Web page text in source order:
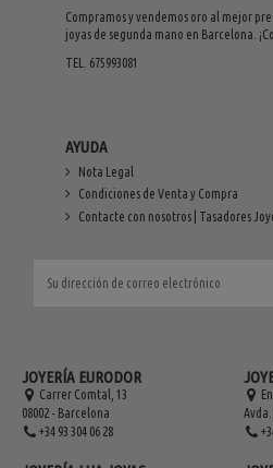
Compramos y vendemos oro al mejor
joyas de segunda mano en Barcelona.
TEL. 675993081
AYUDA
Nota Legal
Condiciones de Venta y Compra
Contacte con nosotros | Tasadores
JOYERÍA EURODOR
Carrer Comtal, 13
08002 - Barcelona
+34 93 304 06 28